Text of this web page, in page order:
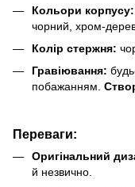
Кольори корпусу:
чорний, хром-
Колір стержня:
Гравіювання:
побажанням.
Переваги:
Оригінальний
й незвично.